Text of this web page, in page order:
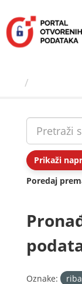
sadržaj
Prikaži
Poredaj
Oznake: